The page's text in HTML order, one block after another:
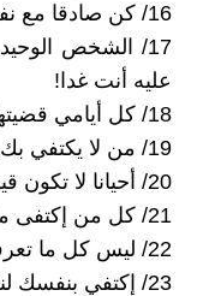
16/ كن صادقا مع نفسك أولا, حتى ترى الأشياء التي لا يستطيع غيرك أن يراها!
17/ الشخص
عليه أنت غدا!
18/ كل أيامي قضيتها وحدي, لذا لا يشكل حضورك أو غيابك شيئا بالنسبة لي!
19/ من لا يكتفي بك, تأكد أنه لا يستحقك أبدا !
20/ أحيانا لا تكون قيمة لما نقوله, مقارنة مع ما نشعر به!
21/ كل من إكتفى منك إختفى!
22/ ليس كل ما تعرفه يريح قلبك، فبعض الأشياء تكون أجمل لو بقيت مجهولة!
23/ إكتفي بنفسك لنفسك، فهذا زمن العابرين.